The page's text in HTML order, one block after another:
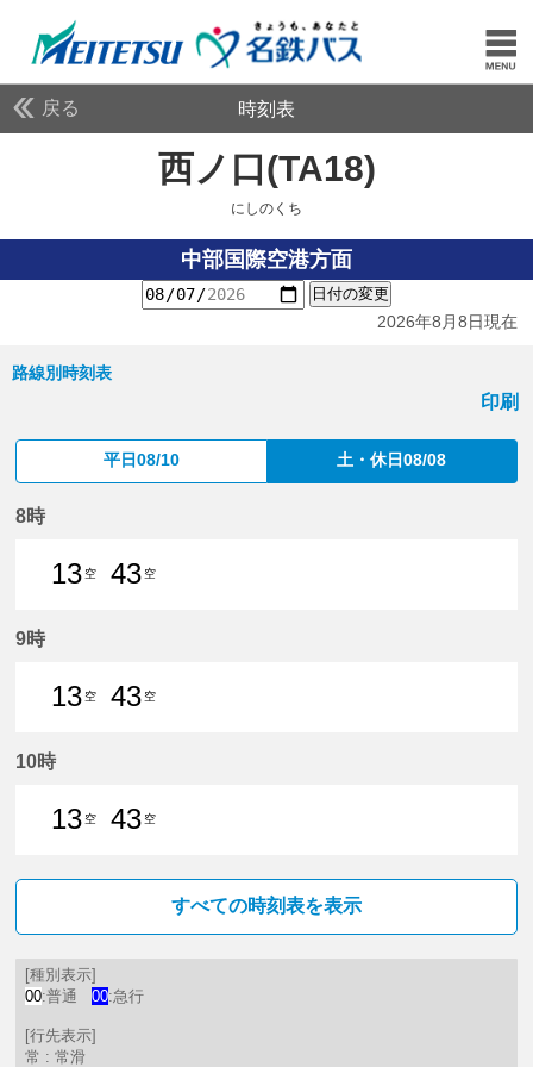
戻る 時刻表
西ノ口(TA18)
にしのくち
中部国際空港方面
日付の変更
2026年8月8日現在
路線別時刻表
印刷
平日08/10 土・休日08/08
8時
13 空
43 空
9時
13 空
43 空
10時
13 空
43 空
すべての時刻表を表示
[種別表示]
00:普通 00:急行
[行先表示]
常 : 常滑